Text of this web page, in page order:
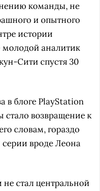
команды, не
и опытного
истории
аналитик
Сити спустя 30
в блоге PlayStation
стало возвращение к
словам, гораздо
вроде Леона
стал центральной